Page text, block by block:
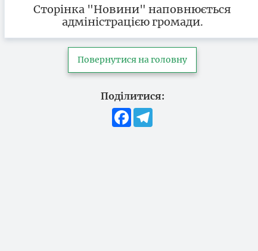
Сторінка "Новини" наповнюється
адміністрацією громади.
Повернутися на головну
Поділитися:
Facebook